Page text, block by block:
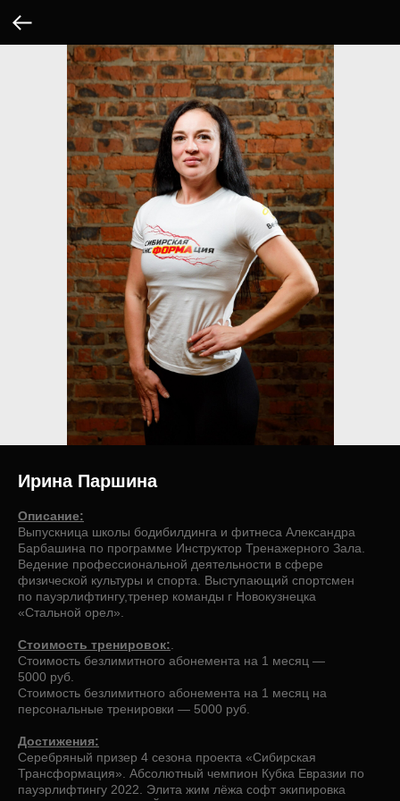
Ирина Паршина
Описание:
Выпускница школы бодибилдинга и фитнеса Александра
Барбашина по программе Инструктор Тренажерного Зала.
Ведение профессиональной деятельности в сфере
физической культуры и спорта. Выступающий спортсмен
по пауэрлифтингу,тренер команды г Новокузнецка
«Стальной орел».
Стоимость тренировок:
Стоимость безлимитного абонемента на 1 месяц —
5000 руб.
Стоимость безлимитного абонемента на 1 месяц на
персональные тренировки — 5000 руб.
Достижения:
Серебряный призер 4 сезона проекта «Сибирская
Трансформация». Абсолютный чемпион Кубка Евразии по
пауэрлифтингу 2022. Элита жим лёжа софт экипировка